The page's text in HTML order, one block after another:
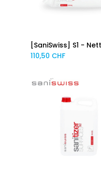
Add to Cart
110,50 CHF